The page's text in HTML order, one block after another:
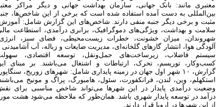
مانند: بانک جهانی، سازمان بهداشت جهانی و دیگر مراکز معتبر
به دست آمده استفاده شده است که برخی از این شاخصها، جنبه
و برخی دیگر جنبه منفی دارند. شاخص‌های این گزارش شامل: آموزش،
و بهداشت، ویژگیهای دموگرافیک، برابری درآمدی، استطاعت مالی
میزان خشونت، خطرات زیستمحیطی، فضای سبز، انرژی،
هوا، انتشار گازهای گلخانهای، مدیریت ضایعات و زباله، آب آشامیدنی و
فاضلاب، زیرساختهای حملونقل، توسعه اقتصادی، سهولت
وکار، توریسم، تحرک، ارتباطات و اشتغال میباشند. بر مبنای این
گزارش، ۱۰ شهر اول جهان در زمینه پایداری شامل: شهرهای زوریخ، سنگاپور،
وین، لندن، فرانکفورت، سئول، هامبورگ، پراگ و مونیخ میباشند.
درآمدی پایدار در این شهرها میتواند شاخص مناسبی برای نقش
در توسعه پایدار شهری باشد. همانطور که ملاحظه میشود هشت مورد
این شهرها در اروپا قرار دارند.